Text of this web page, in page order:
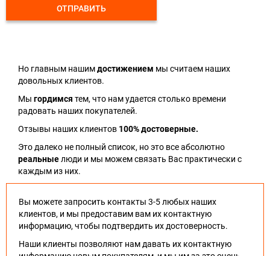
ОТПРАВИТЬ
Но главным нашимдостижением мы считаем наших
довольных клиентов.
Мы гордимся тем, что нам удается столько времени
радовать наших покупателей.
Отзывы наших клиентов 100% достоверные.
Это далеко не полный список, но это все абсолютно
реальныелюди и мы можем связать Вас практически с
каждым из них.
Вы можете запросить контакты 3-5 любых наших
клиентов, и мы предоставим вам их контактную
информацию, чтобы подтвердить их достоверность.
Наши клиенты позволяют нам давать их контактную